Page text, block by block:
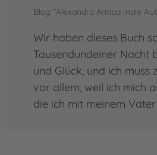
Blog "Alexandra Antipa Indie
Wir haben dieses Buch
Tausendundeiner Nacht
und Glück, und ich muss
vor allem, weil ich mich
die ich mit meinem